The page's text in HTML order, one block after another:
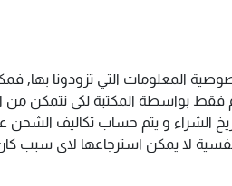
المعلومات التي تزودونا بها,
فقط بواسطة المكتبة لكى نتمكن من
الشراء و يتم حساب تكاليف الشحن
النفسية لا يمكن استرجاعها لاى